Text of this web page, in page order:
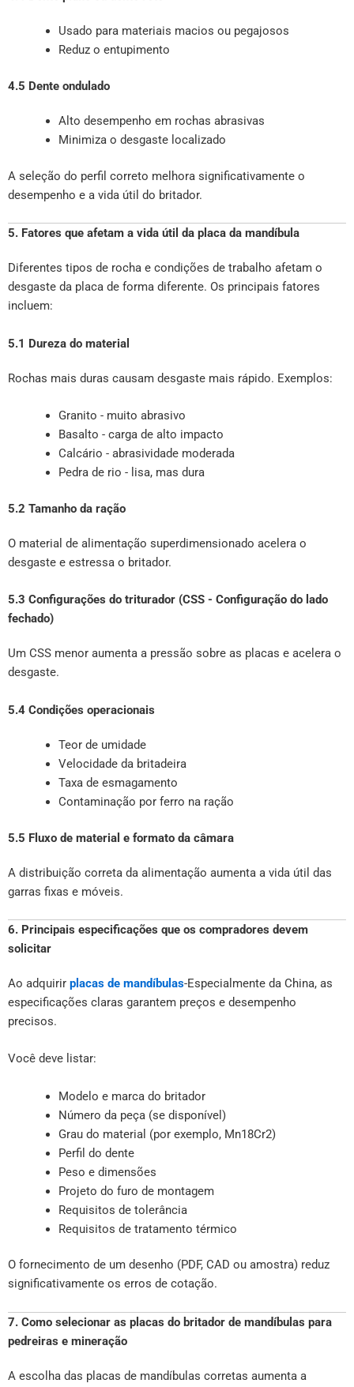
Usado para materiais macios ou pegajosos
Reduz o entupimento
4.5 Dente ondulado
Alto desempenho em rochas abrasivas
Minimiza o desgaste localizado
A seleção do perfil correto melhora significativamente o
desempenho e a vida útil do britador.
5. Fatores que afetam a vida útil da placa da mandíbula
Diferentes tipos de rocha e condições de trabalho afetam o
desgaste da placa de forma diferente. Os principais fatores
incluem:
5.1 Dureza do material
Rochas mais duras causam desgaste mais rápido. Exemplos:
Granito - muito abrasivo
Basalto - carga de alto impacto
Calcário - abrasividade moderada
Pedra de rio - lisa, mas dura
5.2 Tamanho da ração
O material de alimentação superdimensionado acelera o
desgaste e estressa o britador.
5.3 Configurações do triturador (CSS - Configuração do lado
fechado)
Um CSS menor aumenta a pressão sobre as placas e acelera o
desgaste.
5.4 Condições operacionais
Teor de umidade
Velocidade da britadeira
Taxa de esmagamento
Contaminação por ferro na ração
5.5 Fluxo de material e formato da câmara
A distribuição correta da alimentação aumenta a vida útil das
garras fixas e móveis.
6. Principais especificações que os compradores devem
solicitar
Ao adquirir placas de mandíbulas-Especialmente da China, as
especificações claras garantem preços e desempenho
precisos.
Você deve listar:
Modelo e marca do britador
Número da peça (se disponível)
Grau do material (por exemplo, Mn18Cr2)
Perfil do dente
Peso e dimensões
Projeto do furo de montagem
Requisitos de tolerância
Requisitos de tratamento térmico
O fornecimento de um desenho (PDF, CAD ou amostra) reduz
significativamente os erros de cotação.
7. Como selecionar as placas do britador de mandíbulas para
pedreiras e mineração
A escolha das placas de mandíbulas corretas aumenta a